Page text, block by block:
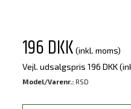
196 DKK (inkl. moms)
Vejl. udsalgspris 196 DKK
Model/Varenr.: RSD